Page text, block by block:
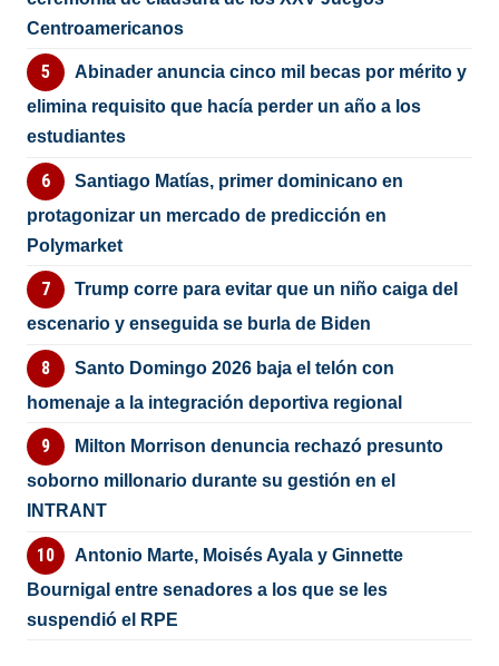
Centroamericanos
Abinader anuncia cinco mil becas por mérito y
elimina requisito que hacía perder un año a los
estudiantes
Santiago Matías, primer dominicano en
protagonizar un mercado de predicción en
Polymarket
Trump corre para evitar que un niño caiga del
escenario y enseguida se burla de Biden
Santo Domingo 2026 baja el telón con
homenaje a la integración deportiva regional
Milton Morrison denuncia rechazó presunto
soborno millonario durante su gestión en el
INTRANT
Antonio Marte, Moisés Ayala y Ginnette
Bournigal entre senadores a los que se les
suspendió el RPE